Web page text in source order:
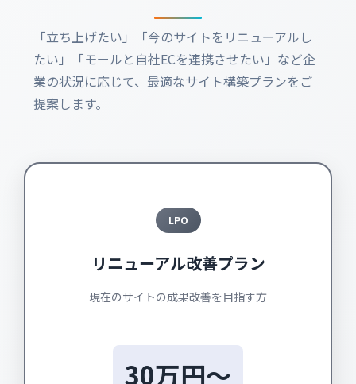
「立ち上げたい」「今のサイトをリニューアルし
たい」「モールと自社ECを連携させたい」など企
業の状況に応じて、最適なサイト構築プランをご
提案します。
LPO
リニューアル改善プラン
現在のサイトの成果改善を目指す方
30万円～